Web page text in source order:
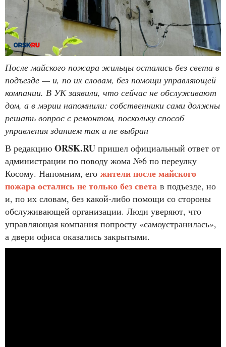
После майского пожара жильцы остались без света в
подъезде — и, по их словам, без помощи управляющей
компании. В УК заявили, что сейчас не обслуживают
дом, а в мэрии напомнили: собственники сами должны
решать вопрос с ремонтом, поскольку способ
управления зданием так и не выбран
В редакцию ORSK.RU пришел официальный ответ от
администрации по поводу жома №6 по переулку
Косому. Напомним, его жители после майского
пожара остались не только без света в подъезде, но
и, по их словам, без какой-либо помощи со стороны
обслуживающей организации. Люди уверяют, что
управляющая компания попросту «самоустранилась»,
а двери офиса оказались закрытыми.